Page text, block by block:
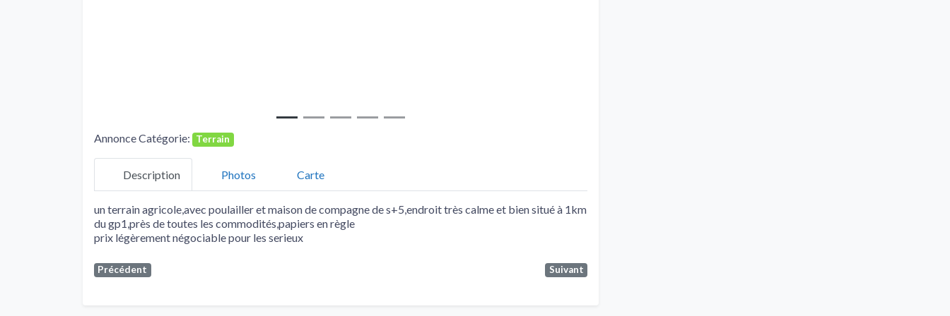
Annonce Catégorie: Terrain
Description Photos Carte
un terrain agricole,avec poulailler et maison de compagne de s+5,endroit très calme et bien situé à 1km
du gp1,près de toutes les commodités,papiers en règle
prix légèrement négociable pour les serieux
Précédent Suivant